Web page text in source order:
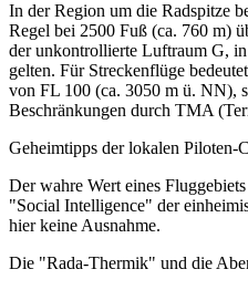
In der Region um die Radspitze
Regel bei 2500 Fuß (ca. 760 m)
der unkontrollierte Luftraum G,
gelten. Für Streckenflüge
von FL 100 (ca. 3050 m ü. NN),
Beschränkungen durch TMA
Geheimtipps der lokalen Piloten-
Der wahre Wert eines
"Social Intelligence" der
hier keine Ausnahme.
Die "Rada-Thermik" und die